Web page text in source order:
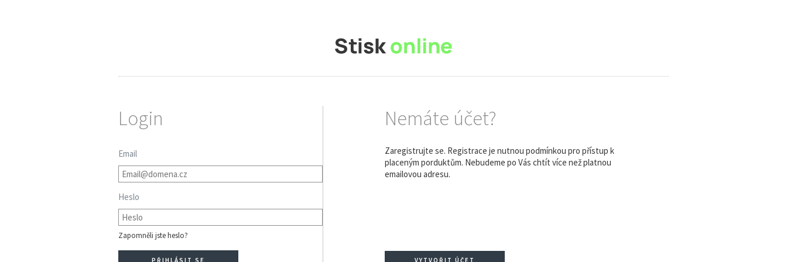
Login
Email
Heslo
Zapomněli jste heslo?
Nemáte účet?
Zaregistrujte se. Registrace je nutnou podmínkou pro přístup k
placeným porduktům. Nebudeme po Vás chtít více než platnou
emailovou adresu.
VYTVOŘIT ÚČET